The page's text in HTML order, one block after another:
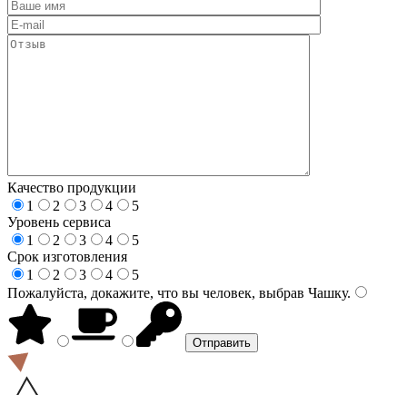
Качество продукции
1
2 3 4
5
Уровень сервиса
1
2 3 4
5
Срок изготовления
1
2 3 4
5
Пожалуйста, докажите, что вы человек, выбрав Чашку.